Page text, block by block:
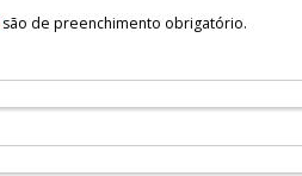
são de preenchimento obrigatório.